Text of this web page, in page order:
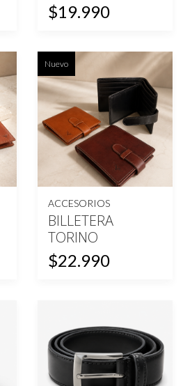
$19.990
Nuevo
ACCESORIOS
BILLETERA
TORINO
$22.990